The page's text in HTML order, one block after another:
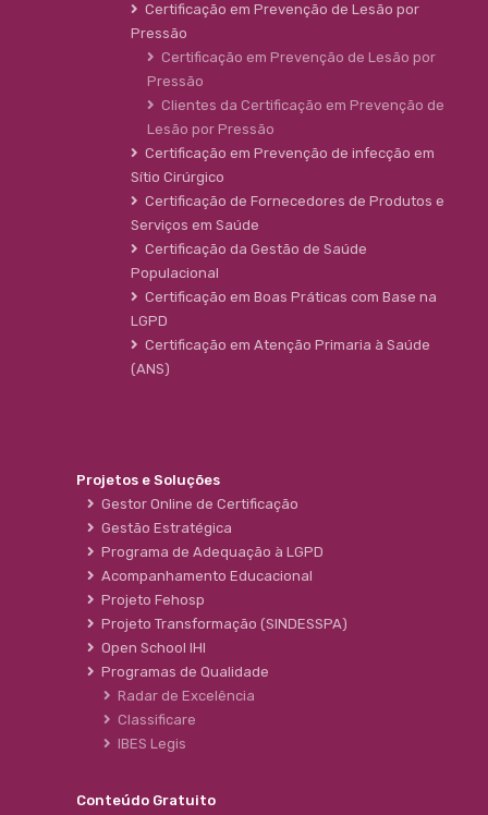
Certificação em Prevenção de Lesão por
Pressão
Certificação em Prevenção de Lesão por
Pressão
Clientes da Certificação em Prevenção de
Lesão por Pressão
Certificação em Prevenção de infecção em
Sítio Cirúrgico
Certificação de Fornecedores de Produtos e
Serviços em Saúde
Certificação da Gestão de Saúde
Populacional
Certificação em Boas Práticas com Base na
LGPD
Certificação em Atenção Primaria à Saúde
(ANS)
Projetos e Soluções
Gestor Online de Certificação
Gestão Estratégica
Programa de Adequação à LGPD
Acompanhamento Educacional
Projeto Fehosp
Projeto Transformação (SINDESSPA)
Open School IHI
Programas de Qualidade
Radar de Excelência
Classificare
IBES Legis
Conteúdo Gratuito